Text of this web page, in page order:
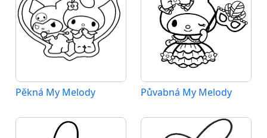
Pěkná My Melody Půvabná My Melody